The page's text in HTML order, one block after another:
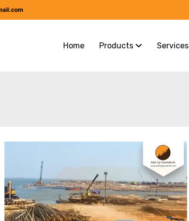
Home Products Services